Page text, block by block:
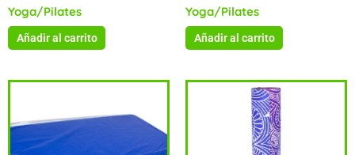
Yoga/Pilates
Añadir al carrito
Yoga/Pilates
Añadir al carrito